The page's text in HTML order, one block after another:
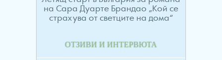
на Сара Дуарте Брандао „Кой се
страхува от светците на дома“
ОТЗИВИ И ИНТЕРВЮТА